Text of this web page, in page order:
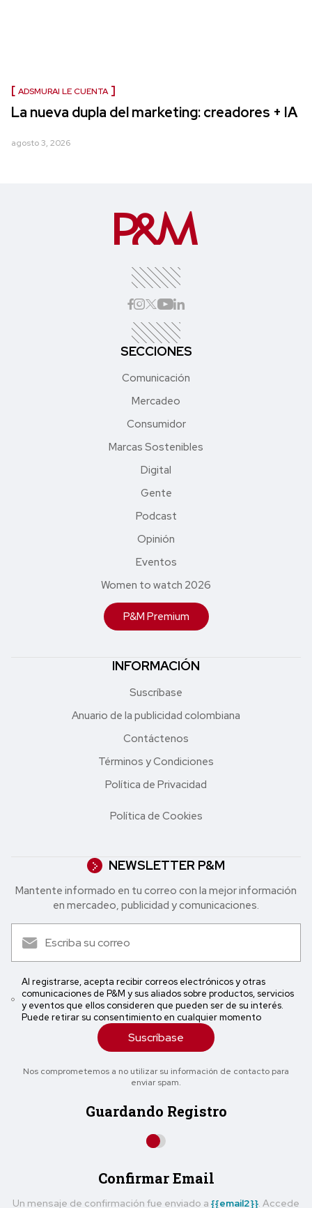
ADSMURAI LE CUENTA
La nueva dupla del marketing: creadores + IA
agosto 3, 2026
SECCIONES
Comunicación
Mercadeo
Consumidor
Marcas Sostenibles
Digital
Gente
Podcast
Opinión
Eventos
Women to watch 2026
P&M Premium
INFORMACIÓN
Suscríbase
Anuario de la publicidad colombiana
Contáctenos
Términos y Condiciones
Política de Privacidad
Política de Cookies
NEWSLETTER P&M
Mantente informado en tu correo con la mejor in formación
en mercadeo, publicidad y comunicaciones.
Al registrarse, acepta recibir correos electrónicos y otras
comunicaciones de P&M y sus aliados sobre productos, servicios
y eventos que ellos consideren que pueden ser de su interés.
Puede retirar su consentimiento en cualquier momento
Suscríbase
Nos comprometemos a no utilizar su información de contacto para
enviar spam.
Guardando Registro
Confirmar Email
Un mensaje de confirmación fue enviado a {{email2}} . Accede